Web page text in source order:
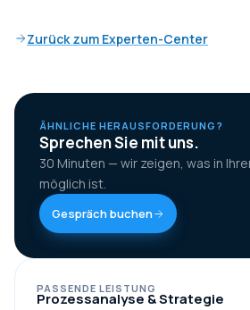
Zurück zum Experten-Center
ÄHNLICHE HERAUSFORDERUNG?
Sprechen Sie mit uns.
30 Minuten — wir zeigen, was in
möglich ist.
Gespräch buchen
PASSENDE LEISTUNG
Prozessanalyse & Strategie